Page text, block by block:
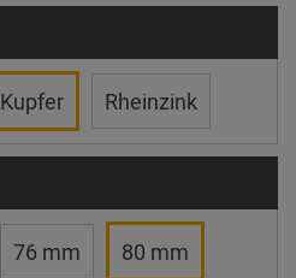
Kupfer Rheinzink
76 mm 80 mm